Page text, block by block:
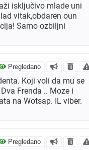
isključivo mlade uni
vitak,obdaren oun
Samo ozbiljni
Pregledano
Koji voli da mu se
Frenda .. Moze i
na Wotsap. IL viber.
Pregledano